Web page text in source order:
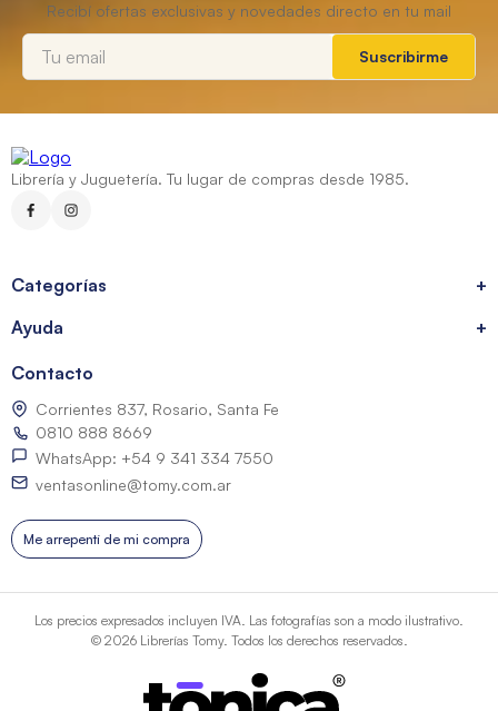
Suscribirme
Librería y Juguetería. Tu lugar de compras desde 1985.
Categorías
+
Ayuda
+
Contacto
Corrientes 837, Rosario, Santa Fe
0810 888 8669
WhatsApp: +54 9 341 334 7550
ventasonline@tomy.com.ar
Me arrepentí de mi compra
Los precios expresados incluyen IVA. Las fotografías son a modo ilustrativo.
© 2026 Librerías Tomy. Todos los derechos reservados.